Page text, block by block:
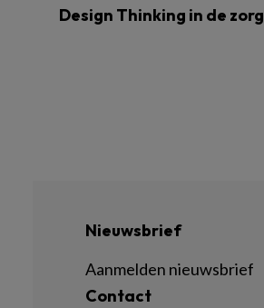
Design Thinking in de zorg
Nieuwsbrief
Aanmelden nieuwsbrief
Contact